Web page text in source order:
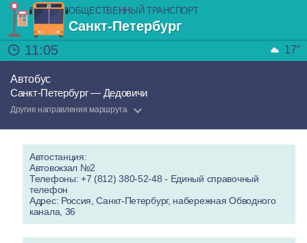
ОБЩЕСТВЕННЫЙ ТРАНСПОРТ
Санкт-Петербург
11:05
17°
Автобус
Санкт-Петербург — Дедовичи
Другие направления маршрута
Автостанция:
Автовокзал №2
Телефоны: +7 (812) 380-52-48 - Единый справочный
телефон
Адрес: Россия, Санкт-Петербург, набережная Обводного
канала, 36